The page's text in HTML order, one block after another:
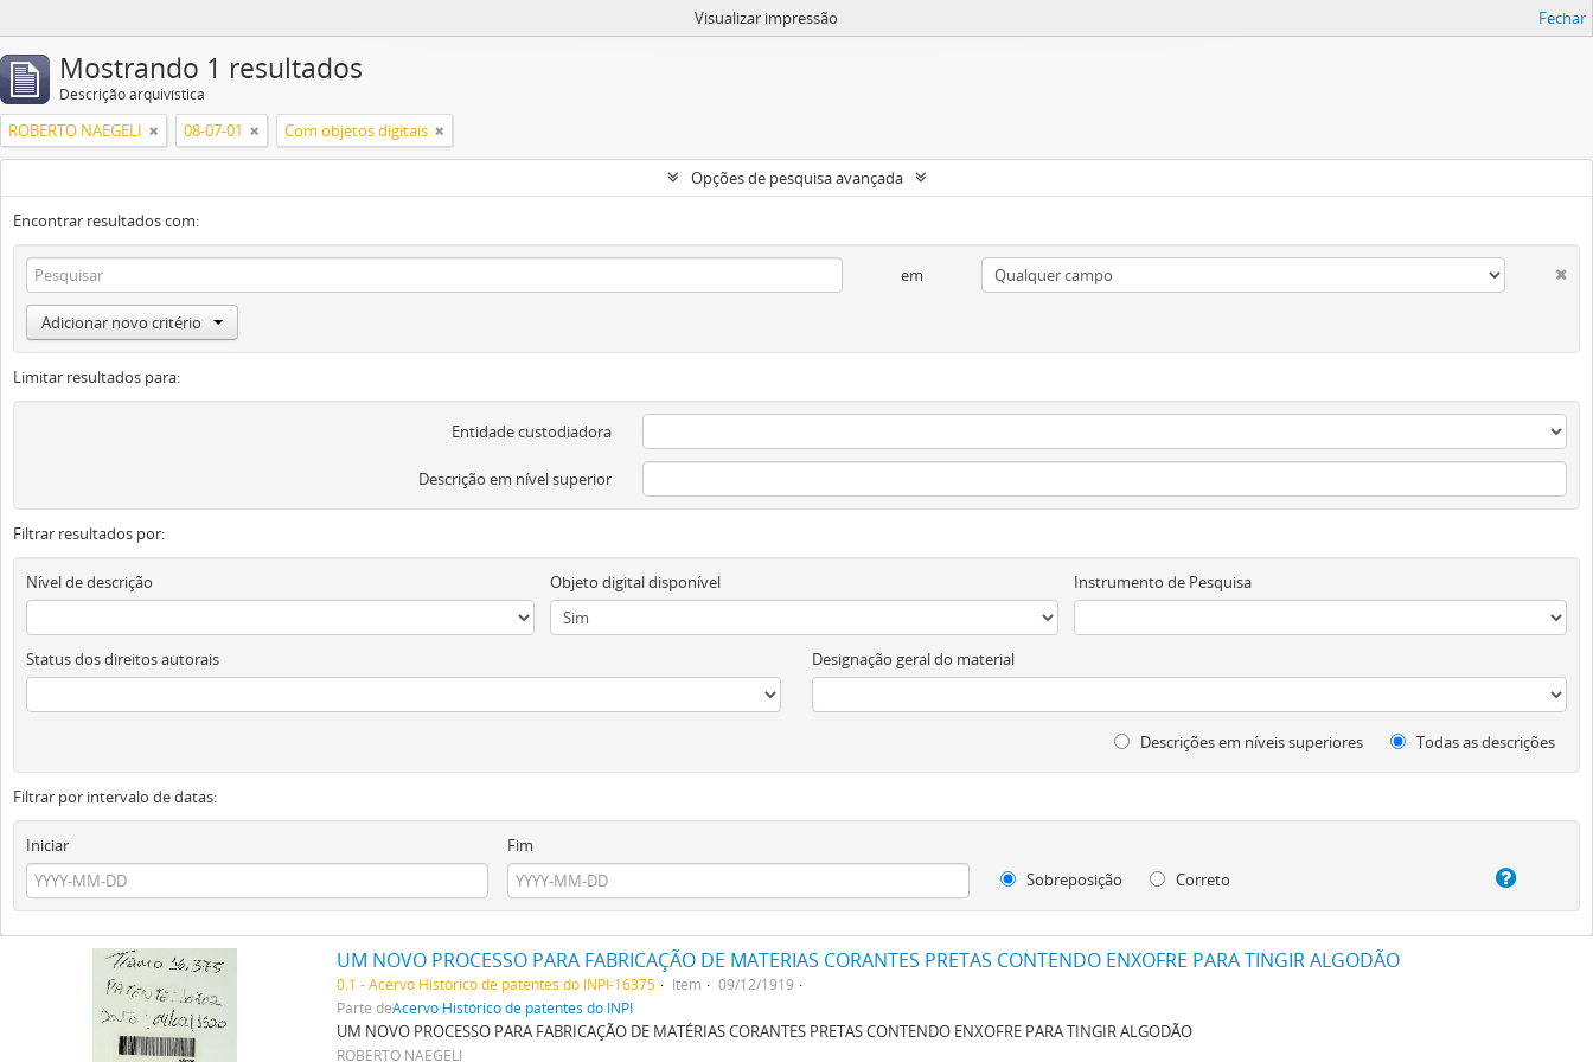
Visualizar impressão Fechar
Mostrando 1 resultados
Descrição arquivística
ROBERTO NAEGELI 08-07-01 Com objetos digitais
Opções de pesquisa avançada
Encontrar resultados com:
em
Adicionar novo critério
Limitar resultados para:
Entidade custodiadora
Descrição em nível superior
Filtrar resultados por:
Nível de descrição Objeto digital disponível Instrumento de Pesquisa
Status dos direitos autorais Designação geral do material
Descrições em níveis superiores Todas as descrições
Filtrar por intervalo de datas:
Iniciar
Fim
Sobreposição
Correto
UM NOVO PROCESSO PARA FABRICAÇÃO DE MATERIAS CORANTES PRETAS CONTENDO ENXOFRE PARA TINGIR ALGODÃO
0.1 - Acervo Histórico de patentes do INPI-16375 Item
09/12/1919
Parte deAcervo Histórico de patentes do INPI
UM NOVO PROCESSO PARA FABRICAÇÃO DE MATÉRIAS CORANTES PRETAS CONTENDO ENXOFRE PARA TINGIR ALGODÃO
ROBERTO NAEGELI